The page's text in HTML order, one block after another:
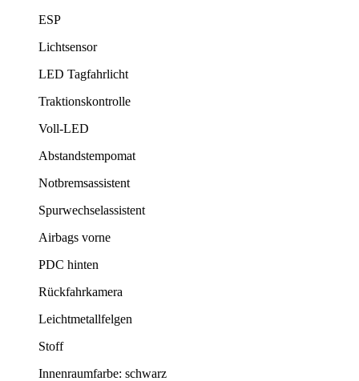
ESP
Lichtsensor
LED Tagfahrlicht
Traktionskontrolle
Voll-LED
Abstandstempomat
Notbremsassistent
Spurwechselassistent
Airbags vorne
PDC hinten
Rückfahrkamera
Leichtmetallfelgen
Stoff
Innenraumfarbe: schwarz